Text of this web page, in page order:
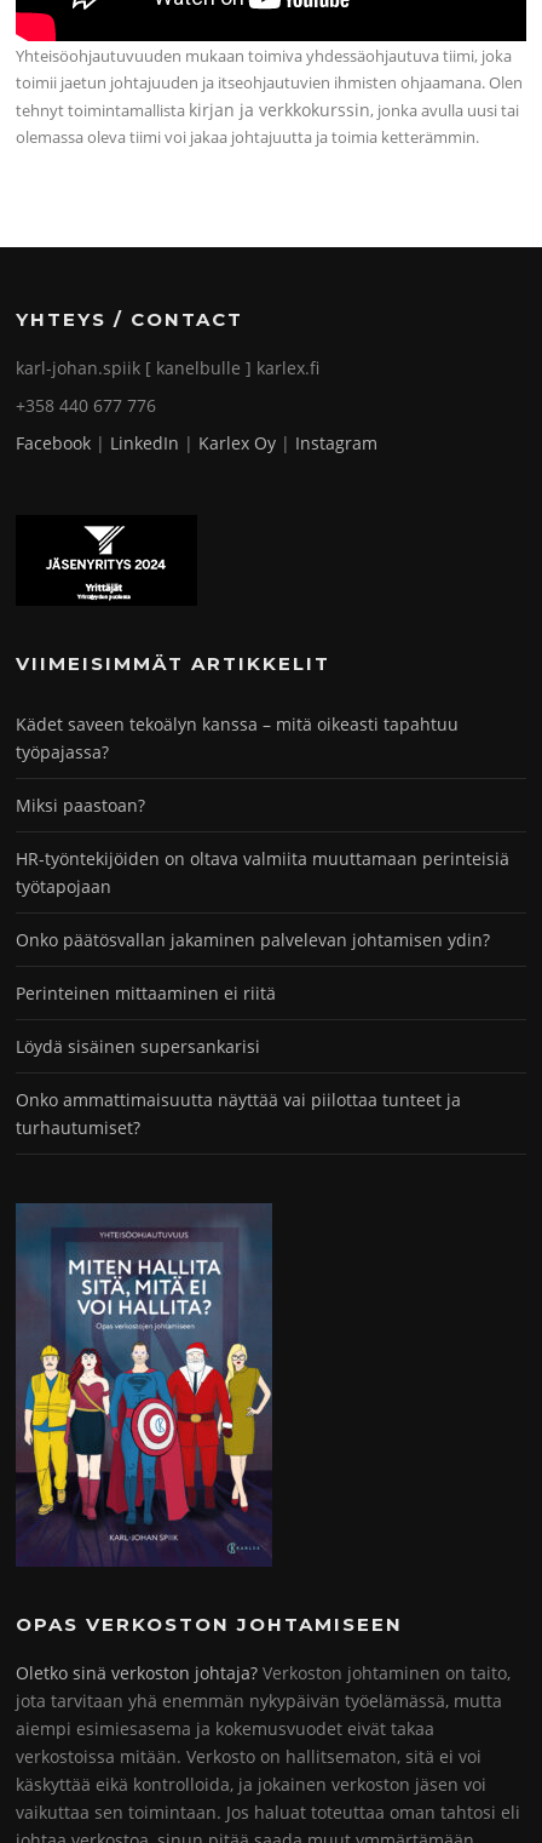
Yhteisöohjautuvuuden mukaan toimiva yhdessäohjautuva tiimi, joka
toimii jaetun johtajuuden ja itseohjautuvien ihmisten ohjaamana. Olen
tehnyt toimintamallista kirjan ja verkkokurssin, jonka avulla uusi tai
olemassa oleva tiimi voi jakaa johtajuutta ja toimia ketterämmin.
YHTEYS / CONTACT
karl-johan.spiik [ kanelbulle ] karlex.fi
+358 440 677 776
Facebook | LinkedIn | Karlex Oy | Instagram
VIIMEISIMMÄT ARTIKKELIT
Kädet saveen tekoälyn kanssa – mitä oikeasti tapahtuu
työpajassa?
Miksi paastoan?
HR-työntekijöiden on oltava valmiita muuttamaan perinteisiä
työtapojaan
Onko päätösvallan jakaminen palvelevan johtamisen ydin?
Perinteinen mittaaminen ei riitä
Löydä sisäinen supersankarisi
Onko ammattimaisuutta näyttää vai piilottaa tunteet ja
turhautumiset?
OPAS VERKOSTON JOHTAMISEEN
Oletko sinä verkoston johtaja? Verkoston johtaminen on taito,
jota tarvitaan yhä enemmän nykypäivän työelämässä, mutta
aiempi esimiesasema ja kokemusvuodet eivät takaa
verkostoissa mitään. Verkosto on hallitsematon, sitä ei voi
käskyttää eikä kontrolloida, ja jokainen verkoston jäsen voi
vaikuttaa sen toimintaan. Jos haluat toteuttaa oman tahtosi eli